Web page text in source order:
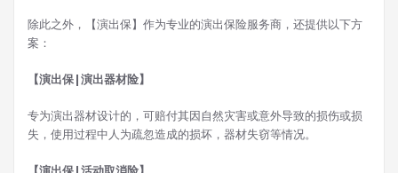
除此之外，【演出保】作为专业的演出保险服务商，还提供以下方
案：
【演出保|演出器材险】
专为演出器材设计的，可赔付其因自然灾害或意外导致的损伤或损
失，使用过程中人为疏忽造成的损坏，器材失窃等情况。